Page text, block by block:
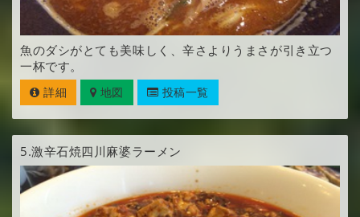
魚のダシがとても美味しく、辛さよりうまさが引き立つ
一杯です。
詳細 地図 投稿一覧
5.激辛石焼四川麻婆ラーメン